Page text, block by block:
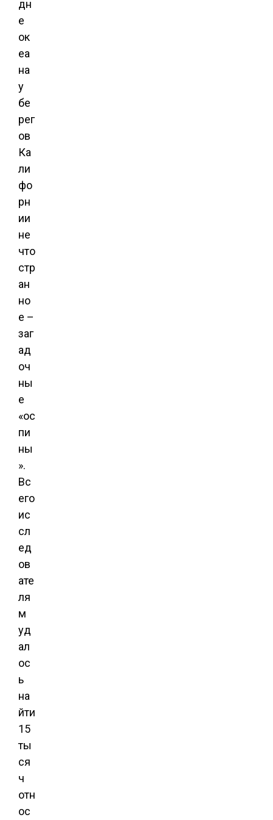
дн
е
ок
еа
на
у
бе
рег
ов
Ка
ли
фо
рн
ии
не
что
стр
ан
но
е –
заг
ад
оч
ны
е
«ос
пи
ны
».
Вс
его
ис
сл
ед
ов
ате
ля
м
уд
ал
ос
ь
на
йти
15
ты
ся
ч
отн
ос